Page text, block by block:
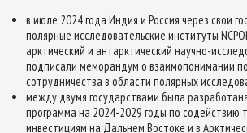
в июле 2024 года Индия и Россия через свои
полярные исследовательские институты
арктический и антарктический научно-
подписали меморандум о взаимопонимании
сотрудничества в области полярных
между двумя государствами была
программа на 2024-2029 годы по содействию
инвестициям на Дальнем Востоке и в